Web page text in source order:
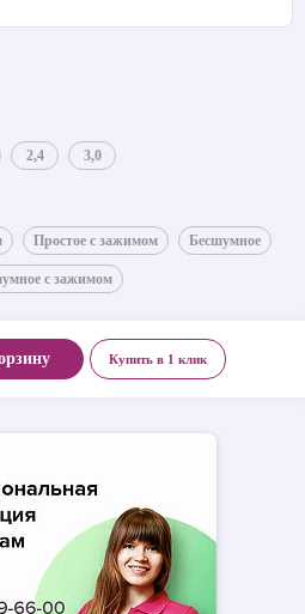
2,4 3,0
Простое с зажимом Бесшумное
с зажимом
Купить в 1 клик